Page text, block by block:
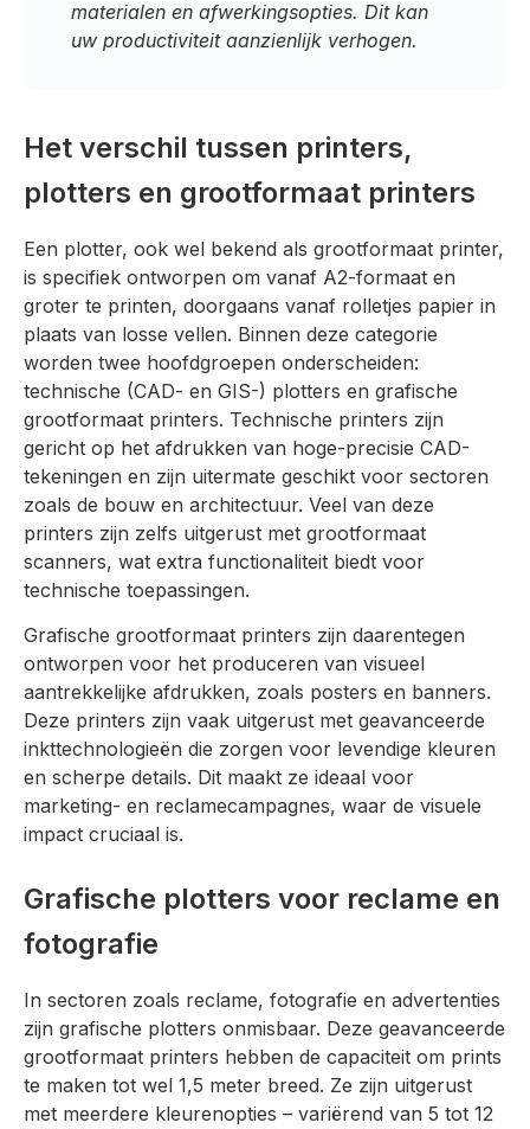
materialen en afwerkingsopties. Dit kan
uw productiviteit aanzienlijk verhogen.
Het verschil tussen printers,
plotters en grootformaat printers
Een plotter, ook wel bekend als grootformaat printer,
is specifiek ontworpen om vanaf A2-formaat en
groter te printen, doorgaans vanaf rolletjes papier in
plaats van losse vellen. Binnen deze categorie
worden twee hoofdgroepen onderscheiden:
technische (CAD- en GIS-) plotters en grafische
grootformaat printers. Technische printers zijn
gericht op het afdrukken van hoge-precisie CAD-
tekeningen en zijn uitermate geschikt voor sectoren
zoals de bouw en architectuur. Veel van deze
printers zijn zelfs uitgerust met grootformaat
scanners, wat extra functionaliteit biedt voor
technische toepassingen.
Grafische grootformaat printers zijn daarentegen
ontworpen voor het produceren van visueel
aantrekkelijke afdrukken, zoals posters en banners.
Deze printers zijn vaak uitgerust met geavanceerde
inkttechnologieën die zorgen voor levendige kleuren
en scherpe details. Dit maakt ze ideaal voor
marketing- en reclamecampagnes, waar de visuele
impact cruciaal is.
Grafische plotters voor reclame en
fotografie
In sectoren zoals reclame, fotografie en advertenties
zijn grafische plotters onmisbaar. Deze geavanceerde
grootformaat printers hebben de capaciteit om prints
te maken tot wel 1,5 meter breed. Ze zijn uitgerust
met meerdere kleurenopties – variërend van 5 tot 12